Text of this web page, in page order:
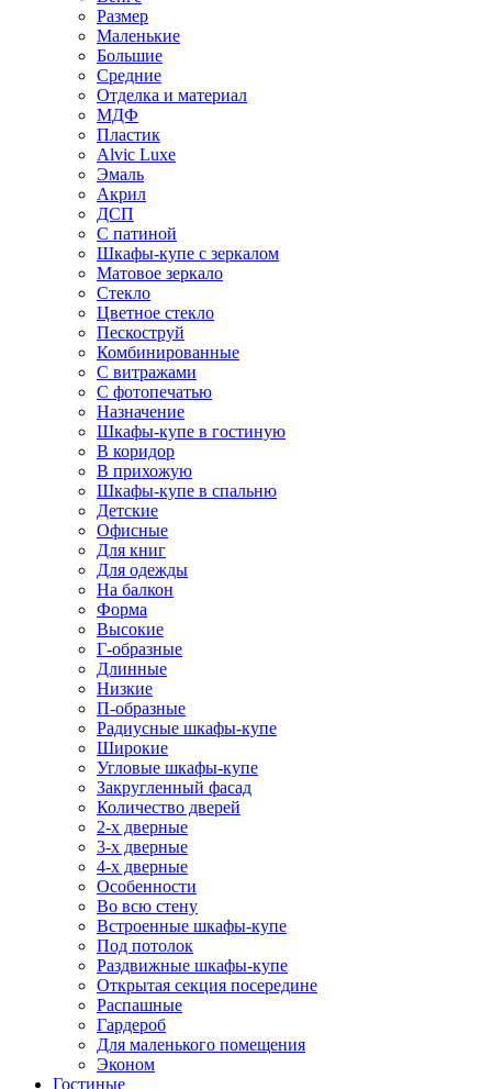
Размер
Маленькие
Большие
Средние
Отделка и материал
МДФ
Пластик
Alvic Luxe
Эмаль
Акрил
ДСП
С патиной
Шкафы-купе с зеркалом
Матовое зеркало
Стекло
Цветное стекло
Пескоструй
Комбинированные
С витражами
С фотопечатью
Назначение
Шкафы-купе в гостиную
В коридор
В прихожую
Шкафы-купе в спальню
Детские
Офисные
Для книг
Для одежды
На балкон
Форма
Высокие
Г-образные
Длинные
Низкие
П-образные
Радиусные шкафы-купе
Широкие
Угловые шкафы-купе
Закругленный фасад
Количество дверей
2-х дверные
3-х дверные
4-х дверные
Особенности
Во всю стену
Встроенные шкафы-купе
Под потолок
Раздвижные шкафы-купе
Открытая секция посередине
Распашные
Гардероб
Для маленького помещения
Эконом
Гостиные